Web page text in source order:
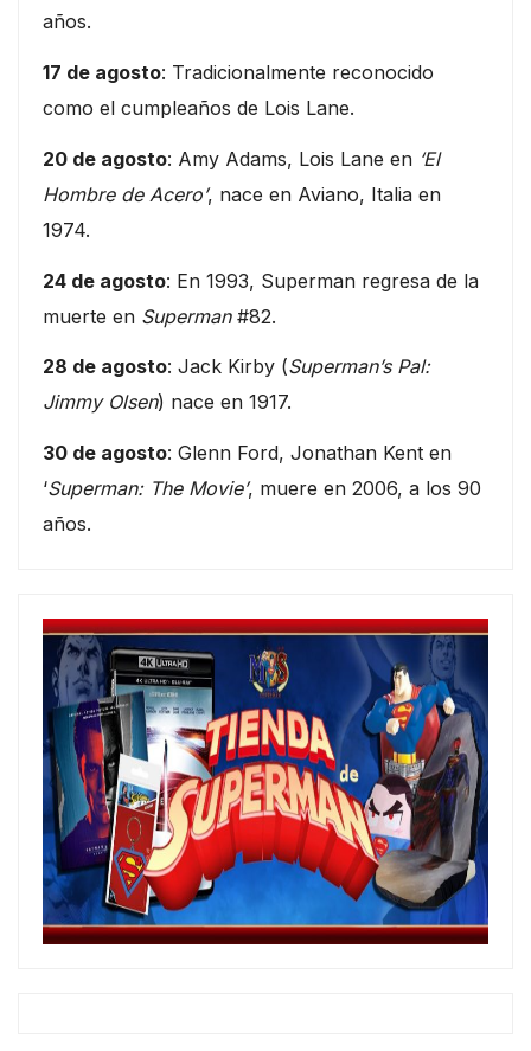
años.
17 de agosto: Tradicionalmente reconocido
como el cumpleaños de Lois Lane.
20 de agosto: Amy Adams, Lois Lane en ‘El
Hombre de Acero’, nace en Aviano, Italia en
1974.
24 de agosto: En 1993, Superman regresa de la
muerte en Superman#82.
28 de agosto: Jack Kirby (Superman’s Pal:
Jimmy Olsen) nace en 1917.
30 de agosto: Glenn Ford, Jonathan Kent en
‘Superman: The Movie’, muere en 2006, a los 90
años.